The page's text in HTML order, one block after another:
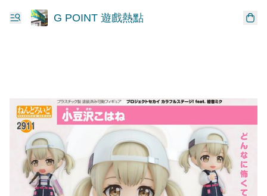
G POINT 遊戲熱點